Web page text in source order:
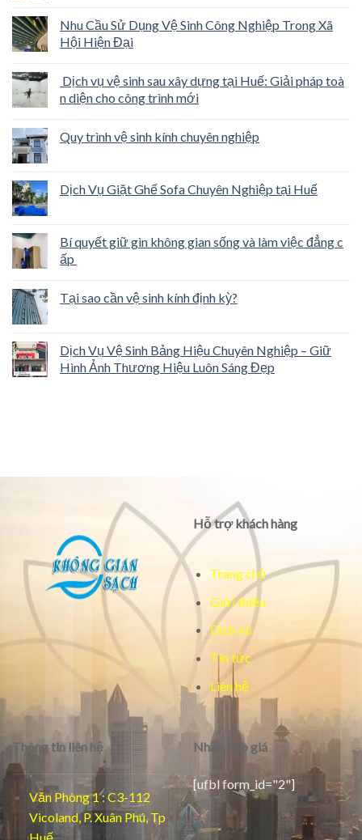
Nhu Cầu Sử Dụng Vệ Sinh Công Nghiệp Trong Xã
Hội Hiện Đại
Dịch vụ vệ sinh sau xây dựng tại Huế: Giải pháp toà
n diện cho công trình mới
Quy trình vệ sinh kính chuyên nghiệp
Dịch Vụ Giặt Ghế Sofa Chuyên Nghiệp tại Huế
Bí quyết giữ gìn không gian sống và làm việc đẳng c
ấp
Tại sao cần vệ sinh kính định kỳ?
Dịch Vụ Vệ Sinh Bảng Hiệu Chuyên Nghiệp – Giữ
Hình Ảnh Thương Hiệu Luôn Sáng Đẹp
Hỗ trợ khách hàng
Trang chủ
Giới thiệu
Dịch vụ
Tin tức
Liên hệ
Thông tin liên hệ
Văn Phòng 1 : C3-112
Vicoland, P. Xuân Phú, Tp
Nhận báo giá
[ufbl form_id="2"]